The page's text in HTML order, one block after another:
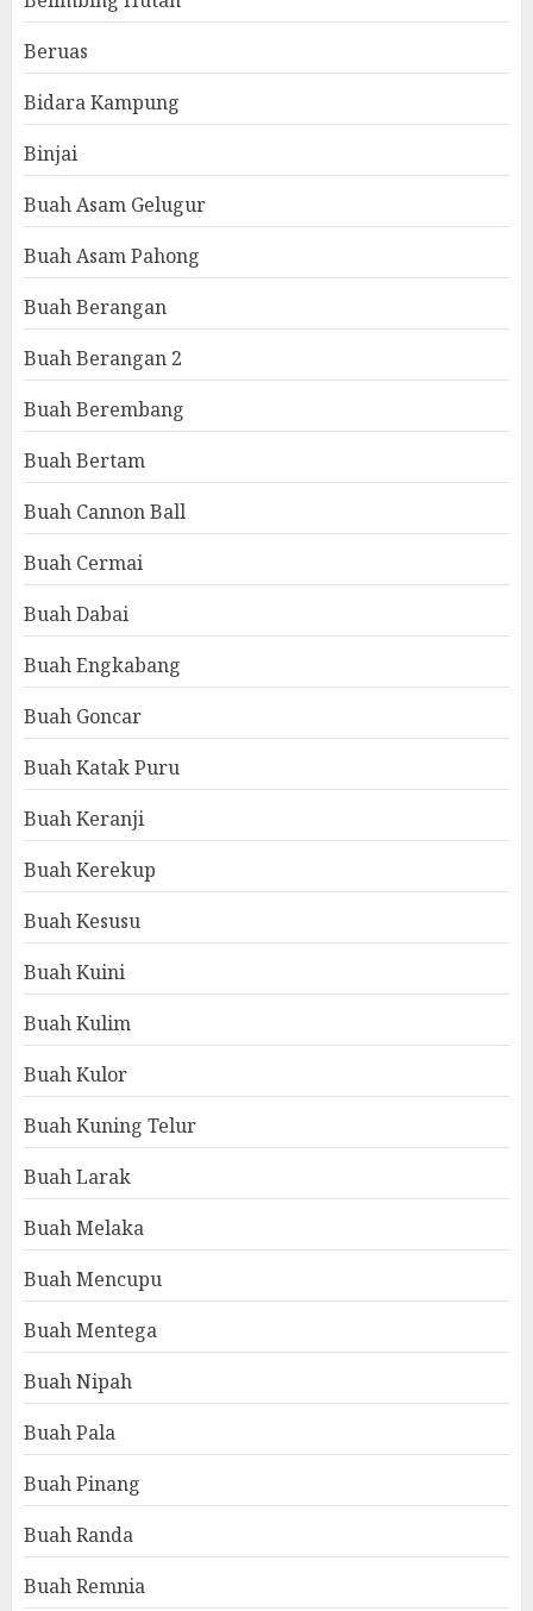
Beruas
Bidara Kampung
Binjai
Buah Asam Gelugur
Buah Asam Pahong
Buah Berangan
Buah Berangan 2
Buah Berembang
Buah Bertam
Buah Cannon Ball
Buah Cermai
Buah Dabai
Buah Engkabang
Buah Goncar
Buah Katak Puru
Buah Keranji
Buah Kerekup
Buah Kesusu
Buah Kuini
Buah Kulim
Buah Kulor
Buah Kuning Telur
Buah Larak
Buah Melaka
Buah Mencupu
Buah Mentega
Buah Nipah
Buah Pala
Buah Pinang
Buah Randa
Buah Remnia